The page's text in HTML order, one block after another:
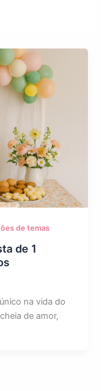
de temas
de 1
na vida do
de amor,